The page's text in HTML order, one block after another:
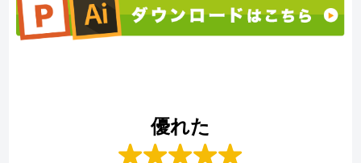
優れた